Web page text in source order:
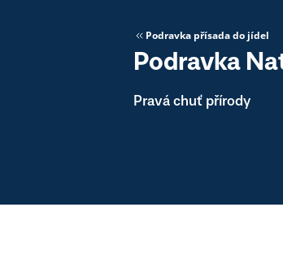
Podravka přísada do jídel
Podravka
Pravá chuť přírody